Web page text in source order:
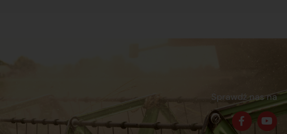
Sprawdź nas na